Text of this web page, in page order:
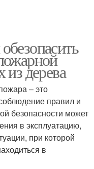
из дерева
– это
правил и
безопасности может
в эксплуатацию,
при которой
в